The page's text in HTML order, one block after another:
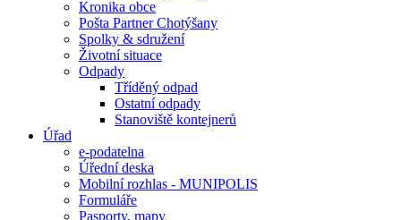
Kronika obce
Pošta Partner Chotýšany
Spolky & sdružení
Životní situace
Odpady
Tříděný odpad
Ostatní odpady
Stanoviště kontejnerů
Úřad
e-podatelna
Úřední deska
Mobilní rozhlas - MUNIPOLIS
Formuláře
Pasporty, mapy